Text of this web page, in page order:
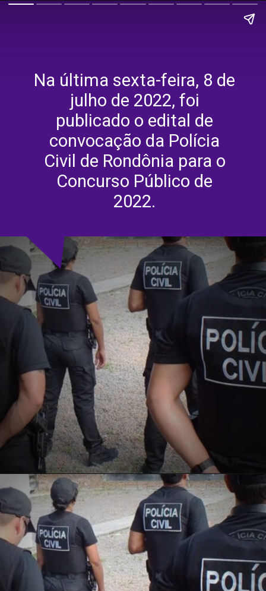
Na última sexta-feira, 8 de
julho de 2022, foi
publicado o edital de
convocação da Polícia
Civil de Rondônia para o
Concurso Público de
2022.